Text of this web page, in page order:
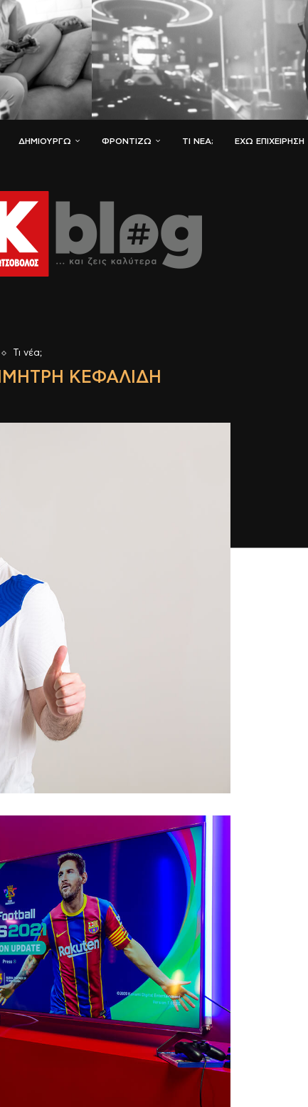
ΔΗΜΙΟΥΡΓΏ ΦΡΟΝΤΊΖΩ ΤΙ ΝΈΑ; ΈΧΩ ΕΠΙΧΕΊΡΗΣΗ
Τι νέα;
ΚΕΦΑΛΊΔΗ